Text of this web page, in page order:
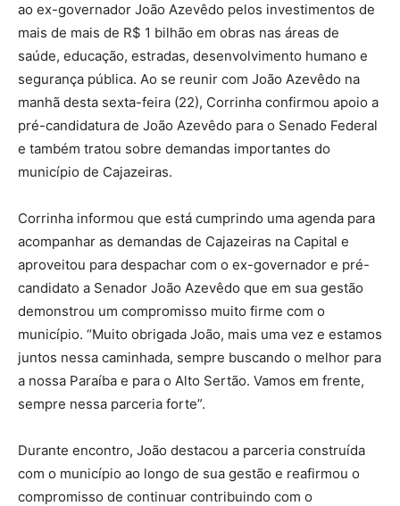
ao ex-governador João Azevêdo pelos investimentos de
mais de mais de R$ 1 bilhão em obras nas áreas de
saúde, educação, estradas, desenvolvimento humano e
segurança pública. Ao se reunir com João Azevêdo na
manhã desta sexta-feira (22), Corrinha confirmou apoio a
pré-candidatura de João Azevêdo para o Senado Federal
e também tratou sobre demandas importantes do
município de Cajazeiras.
Corrinha informou que está cumprindo uma agenda para
acompanhar as demandas de Cajazeiras na Capital e
aproveitou para despachar com o ex-governador e pré-
candidato a Senador João Azevêdo que em sua gestão
demonstrou um compromisso muito firme com o
município. “Muito obrigada João, mais uma vez e estamos
juntos nessa caminhada, sempre buscando o melhor para
a nossa Paraíba e para o Alto Sertão. Vamos em frente,
sempre nessa parceria forte”.
Durante encontro, João destacou a parceria construída
com o município ao longo de sua gestão e reafirmou o
compromisso de continuar contribuindo com o